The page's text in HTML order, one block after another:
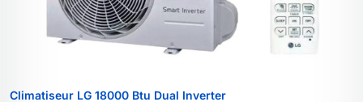
Climatiseur LG 18000 Btu Dual Inverter